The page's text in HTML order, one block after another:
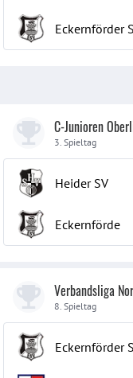
Eckernförder
C-Junioren
3. Spieltag
Heider SV
Eckernförde
Verbandsliga
8. Spieltag
Eckernförder